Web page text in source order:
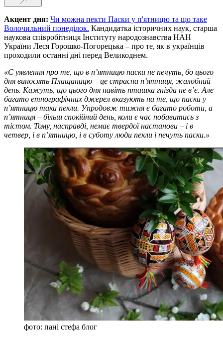
Акцент дня: Чи можна пекти Паски у п'ятницю та що таке
Волочильний понеділок. Кандидатка історичних наук, старша
наукова співробітниця Інституту народознавства НАН
України Леся Горошко-Погорецька – про те, як в українців
проходили останні дні перед Великоднем.
«Є уявлення про те, що в п’ятницю паски не печуть, бо цього
дня виносять Плащаницю – це страсна п’ятниця, жалобний
день. Кажуть, що цього дня навіть пташка гнізда не в’є. Але
багато етнографічних джерел вказують на те, що паски у
п’ятницю таки пекли. Упродовж тижня є багато роботи, а
п’ятниця – більш спокійний день, коли є час побавитись з
тістом. Тому, насправді, немає твердої настанови – і в
четвер, і в п’ятницю, і в суботу люди пекли і печуть паски.»
фото: пані стефа блог